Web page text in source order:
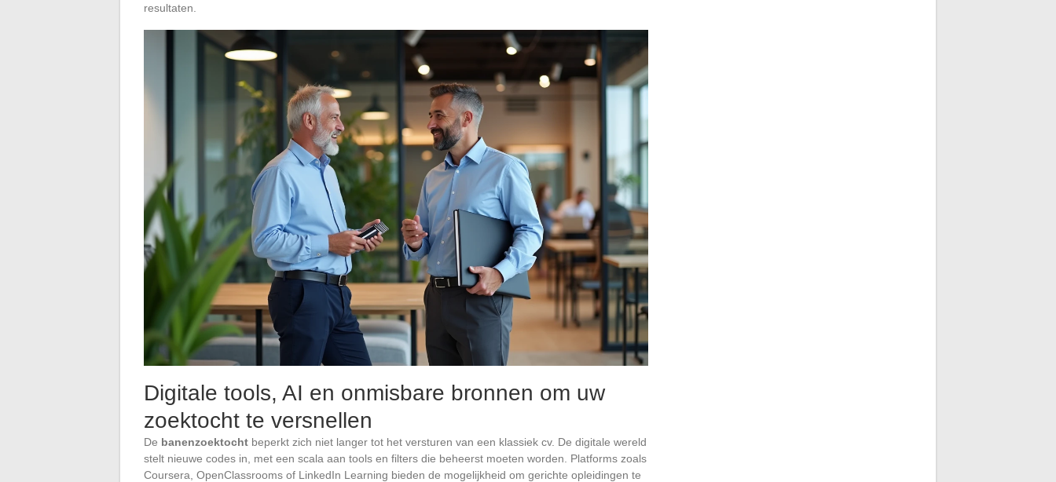
resultaten.
Digitale tools, AI en onmisbare bronnen om uw
zoektocht te versnellen
De banenzoektocht beperkt zich niet langer tot het versturen van een klassiek cv. De digitale wereld
stelt nieuwe codes in, met een scala aan tools en filters die beheerst moeten worden. Platforms zoals
Coursera, OpenClassrooms of LinkedIn Learning bieden de mogelijkheid om gerichte opleidingen te